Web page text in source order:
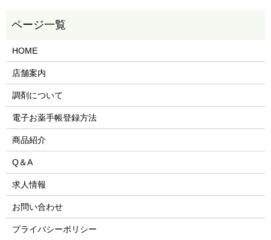
HOME
店舗案内
調剤について
電子お薬手帳登録方法
商品紹介
Q＆A
求人情報
お問い合わせ
プライバシーポリシー